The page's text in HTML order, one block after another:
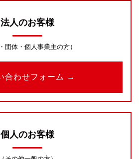
法人のお客様
団体・個人事業主の方）
合わせフォーム →
個人のお客様